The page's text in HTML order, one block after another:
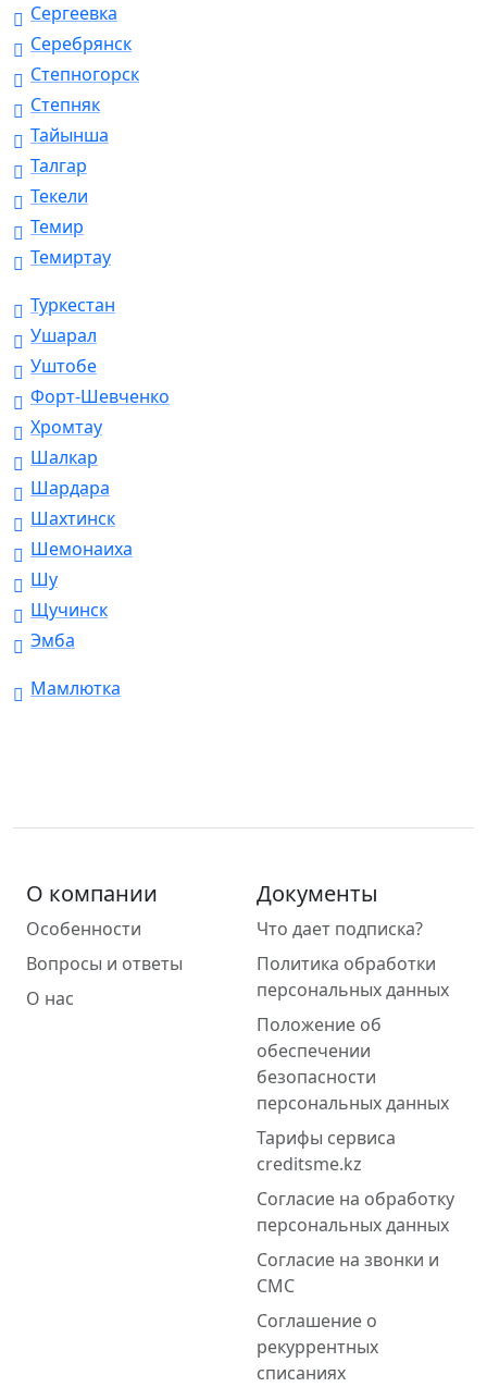
Сергеевка
Серебрянск
Степногорск
Степняк
Тайынша
Талгар
Текели
Темир
Темиртау
Туркестан
Ушарал
Уштобе
Форт-Шевченко
Хромтау
Шалкар
Шардара
Шахтинск
Шемонаиха
Шу
Щучинск
Эмба
Мамлютка
О компании
Особенности
Вопросы и ответы
О нас
Документы
Что дает подписка?
Политика обработки
персональных данных
Положение об
обеспечении
безопасности
персональных данных
Тарифы сервиса
creditsme.kz
Согласие на обработку
персональных данных
Согласие на звонки и
СМС
Соглашение о
рекуррентных
списаниях